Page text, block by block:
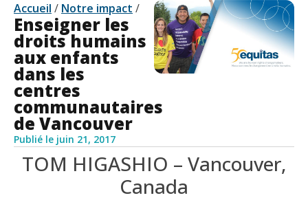
Accueil / Notre impact /
Enseigner les
droits humains
aux enfants
dans les
centres
communautaires
de Vancouver
Publié le juin 21, 2017
TOM HIGASHIO – Vancouver,
Canada